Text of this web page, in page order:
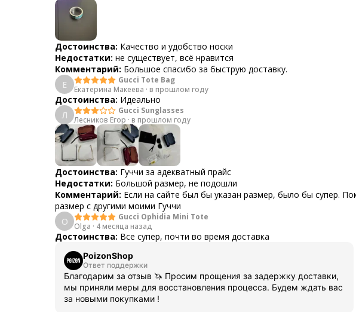
Достоинства: Качество и удобство носки
Недостатки: не существует, всё нравится
Комментарий: Большое спасибо за быструю доставку.
Е
Gucci Tote Bag
Екатерина Макеева · в прошлом году
Достоинства: Идеально
Л
Gucci Sunglasses
Лесников Егор · в прошлом году
Достоинства: Гуччи за адекватный прайс
Недостатки: Большой размер, не подошли
Комментарий: Если на сайте был бы указан размер, было бы супер.
размер с другими моими Гуччи
O
Gucci Ophidia Mini Tote
Olga · 4 месяца назад
Достоинства: Все супер, почти во время доставка
PoizonShop
Ответ поддержки
Благодарим за отзыв 🦄 Просим прощения за задержку доставки,
мы приняли меры для восстановления процесса. Будем ждать вас
за новыми покупками !